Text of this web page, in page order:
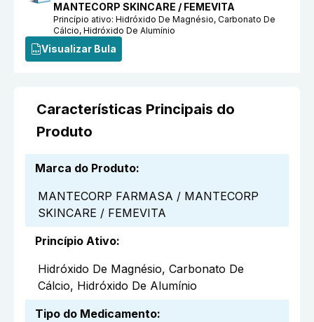
MANTECORP SKINCARE / FEMEVITA
Princípio ativo:Hidróxido De Magnésio, Carbonato De
Cálcio, Hidróxido De Alumínio
Visualizar Bula
Características Principais do
Produto
Marca do Produto:
MANTECORP FARMASA / MANTECORP
SKINCARE / FEMEVITA
Princípio Ativo:
Hidróxido De Magnésio, Carbonato De
Cálcio, Hidróxido De Alumínio
Tipo do Medicamento: